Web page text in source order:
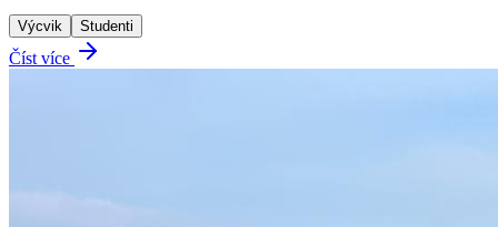
Výcvik Studenti
Číst více